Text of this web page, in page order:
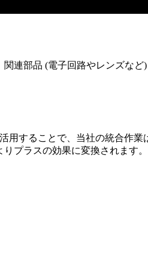
連部品 (電子回路やレンズな
用することで、当社の統合作
プラスの効果に変換されます。